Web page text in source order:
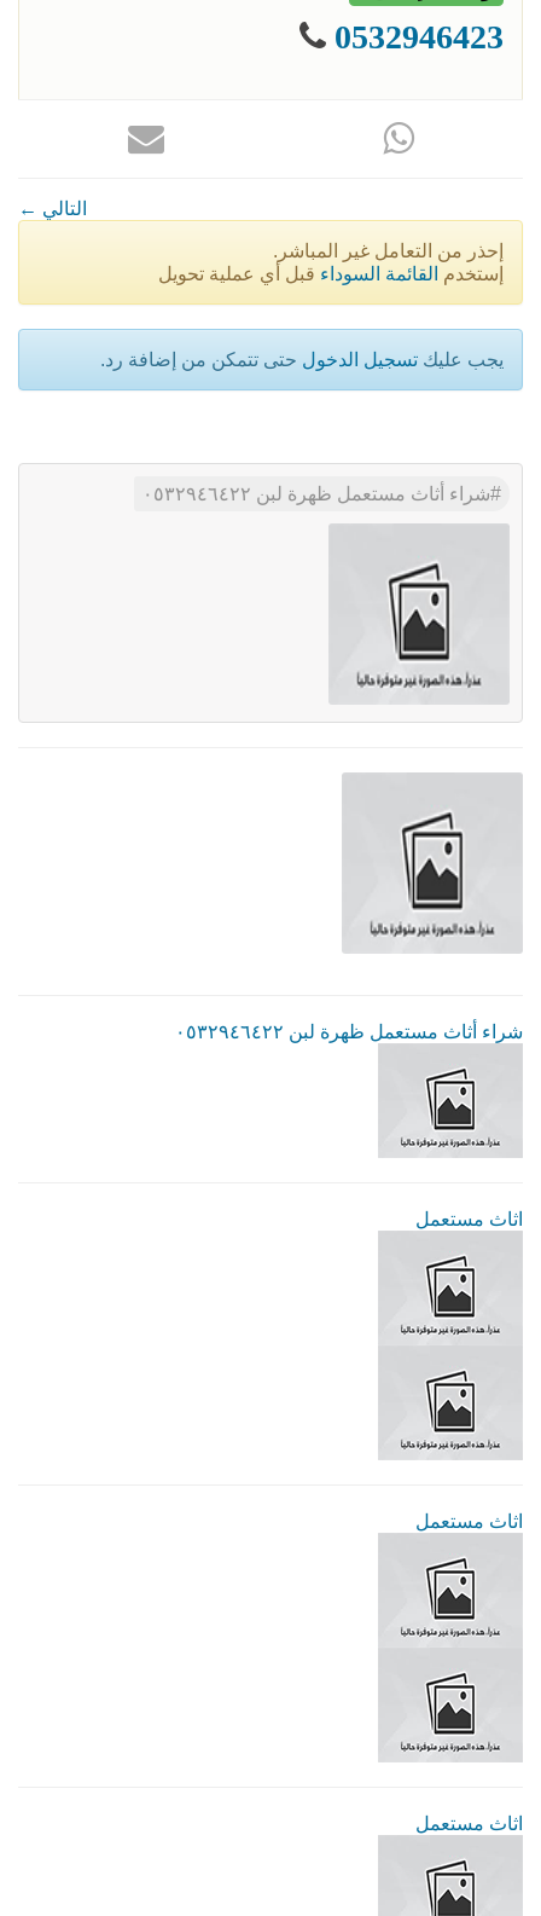
0532946423
← التالي
إحذر من التعامل غير المباشر.
إستخدم القائمة السوداء قبل أي عملية تحويل
يجب عليك تسجيل الدخول حتى تتمكن من إضافة رد.
شراء أثاث مستعمل ظهرة لبن ٠٥٣٢٩٤٦٤٢٢
شراء أثاث مستعمل ظهرة لبن ٠٥٣٢٩٤٦٤٢٢
اثاث مستعمل
اثاث مستعمل
اثاث مستعمل